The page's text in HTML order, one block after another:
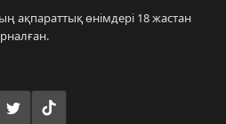
ақпараттық өнімдері 18 жастан